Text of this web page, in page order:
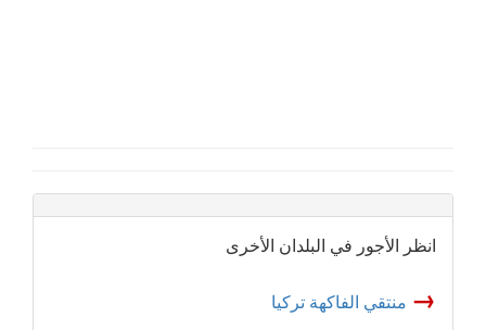
انظر الأجور في البلدان الأخرى
→ منتقي الفاكهة تركيا